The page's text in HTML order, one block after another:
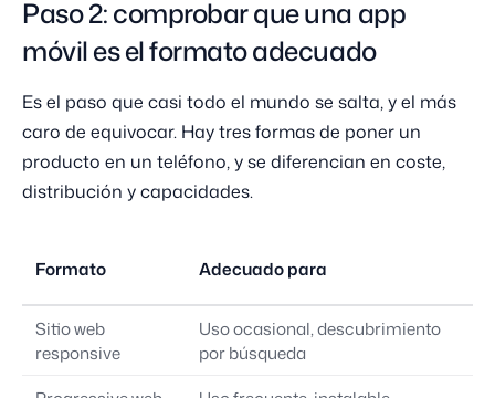
Paso 2: comprobar que una app
móvil es el formato adecuado
Es el paso que casi todo el mundo se salta, y el más
caro de equivocar. Hay tres formas de poner un
producto en un teléfono, y se diferencian en coste,
distribución y capacidades.
Formato Adecuado para
Sitio web
responsive
Uso ocasional, descubrimiento
por búsqueda